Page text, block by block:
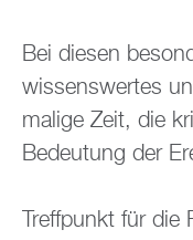
Bei die­sen
wis­sens­wer­tes
ma­li­ge Zeit, die
Be­deu­tung der
Treff­punkt für